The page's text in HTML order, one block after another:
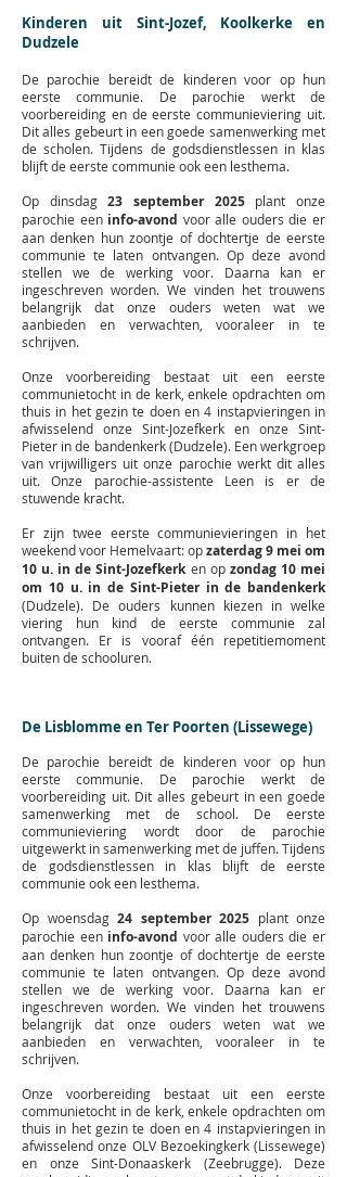
Kinderen uit Sint-Jozef, Koolkerke en
Dudzele
De parochie bereidt de kinderen voor op hun
eerste communie. De parochie werkt de
voorbereiding en de eerste communieviering uit.
Dit alles gebeurt in een goede samenwerking met
de scholen. Tijdens de godsdienstlessen in klas
blijft de eerste communie ook een lesthema.
Op dinsdag23 september 2025plant onze
parochie een info-avond voor alle ouders die er
aan denken hun zoontje of dochtertje de eerste
communie te laten ontvangen. Op deze avond
stellen we de werking voor. Daarna kan er
ingeschreven worden. We vinden het trouwens
belangrijk dat onze ouders weten wat we
aanbieden en verwachten, vooraleer in te
schrijven.
Onze voorbereiding bestaat uit een eerste
communietocht in de kerk, enkele opdrachten om
thuis in het gezin te doen en 4 instapvieringen in
afwisselend onze Sint-Jozefkerk en onze Sint-
Pieter in de bandenkerk (Dudzele). Een werkgroep
van vrijwilligers uit onze parochie werkt dit alles
uit. Onze parochie-assistente Leen is er de
stuwende kracht.
Er zijn twee eerste communievieringen in het
weekend voor Hemelvaart: opzaterdag 9 mei om
10 u. in de Sint-Jozefkerk en op zondag 10 mei
om 10 u. in de Sint-Pieter in de bandenkerk
(Dudzele). De ouders kunnen kiezen in welke
viering hun kind de eerste communie zal
ontvangen. Er is vooraf één repetitiemoment
buiten de schooluren.
De Lisblomme en Ter Poorten (Lissewege)
De parochie bereidt de kinderen voor op hun
eerste communie. De parochie werkt de
voorbereiding uit. Dit alles gebeurt in een goede
samenwerking met de school. De eerste
communieviering wordt door de parochie
uitgewerkt in samenwerking met de juffen. Tijdens
de godsdienstlessen in klas blijft de eerste
communie ook een lesthema.
Op woensdag 24 september 2025 plant onze
parochie een info-avond voor alle ouders die er
aan denken hun zoontje of dochtertje de eerste
communie te laten ontvangen. Op deze avond
stellen we de werking voor. Daarna kan er
ingeschreven worden. We vinden het trouwens
belangrijk dat onze ouders weten wat we
aanbieden en verwachten, vooraleer in te
schrijven.
Onze voorbereiding bestaat uit een eerste
communietocht in de kerk, enkele opdrachten om
thuis in het gezin te doen en 4 instapvieringen in
afwisselend onze OLV Bezoekingkerk (Lissewege)
en onze Sint-Donaaskerk (Zeebrugge). Deze